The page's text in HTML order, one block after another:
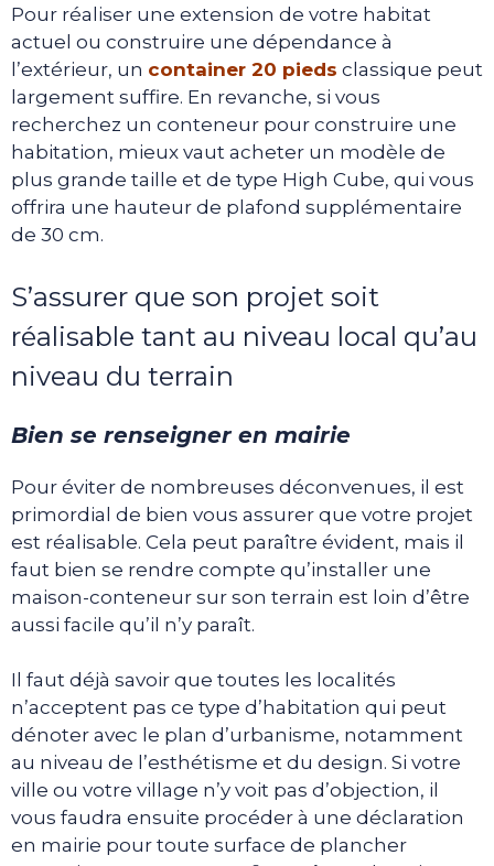
Pour réaliser une extension de votre habitat
actuel ou construire une dépendance à
l’extérieur, un container 20 pieds classique peut
largement suffire. En revanche, si vous
recherchez un conteneur pour construire une
habitation, mieux vaut acheter un modèle de
plus grande taille et de type High Cube, qui vous
offrira une hauteur de plafond supplémentaire
de 30 cm.
S’assurer que son projet soit
réalisable tant au niveau local qu’au
niveau du terrain
Bien se renseigner en mairie
Pour éviter de nombreuses déconvenues, il est
primordial de bien vous assurer que votre projet
est réalisable. Cela peut paraître évident, mais il
faut bien se rendre compte qu’installer une
maison-conteneur sur son terrain est loin d’être
aussi facile qu’il n’y paraît.
Il faut déjà savoir que toutes les localités
n’acceptent pas ce type d’habitation qui peut
dénoter avec le plan d’urbanisme, notamment
au niveau de l’esthétisme et du design. Si votre
ville ou votre village n’y voit pas d’objection, il
vous faudra ensuite procéder à une déclaration
en mairie pour toute surface de plancher